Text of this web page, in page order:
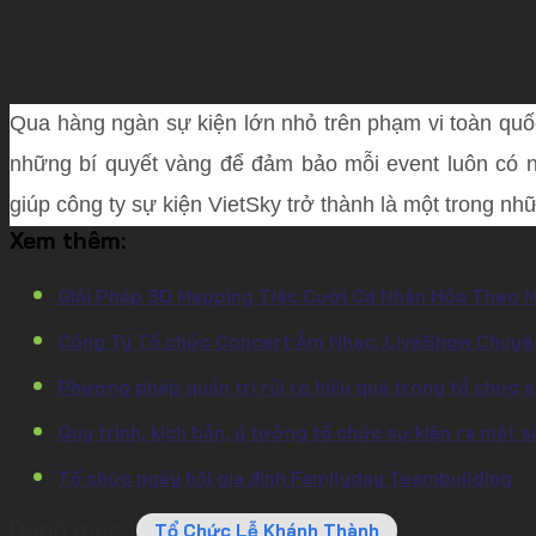
Qua hàng ngàn sự kiện lớn nhỏ trên phạm vi toàn
những bí quyết vàng để đảm bảo mỗi event luôn
giúp công ty sự kiện VietSky trở thành là một trong
Xem thêm:
Giải Pháp 3D Mapping Tiệc Cưới Cá Nhân Hóa Theo
Công Ty Tổ chức Concert Âm Nhạc, LiveShow
Phương pháp quản trị rủi ro hiệu quả trong tổ chức
Quy trình, kịch bản, ý tưởng tổ chức sự kiện ra mắt
Tổ chức ngày hội gia đình Familyday Teambuilding
Tổ Chức Lễ Khánh Thành